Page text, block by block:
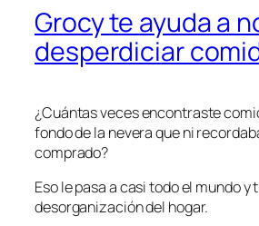
Grocy te ayuda a
desperdiciar
¿Cuántas veces encontraste
fondo de la nevera que ni
comprado?
Eso le pasa a casi todo el mundo y
desorganización del hogar.